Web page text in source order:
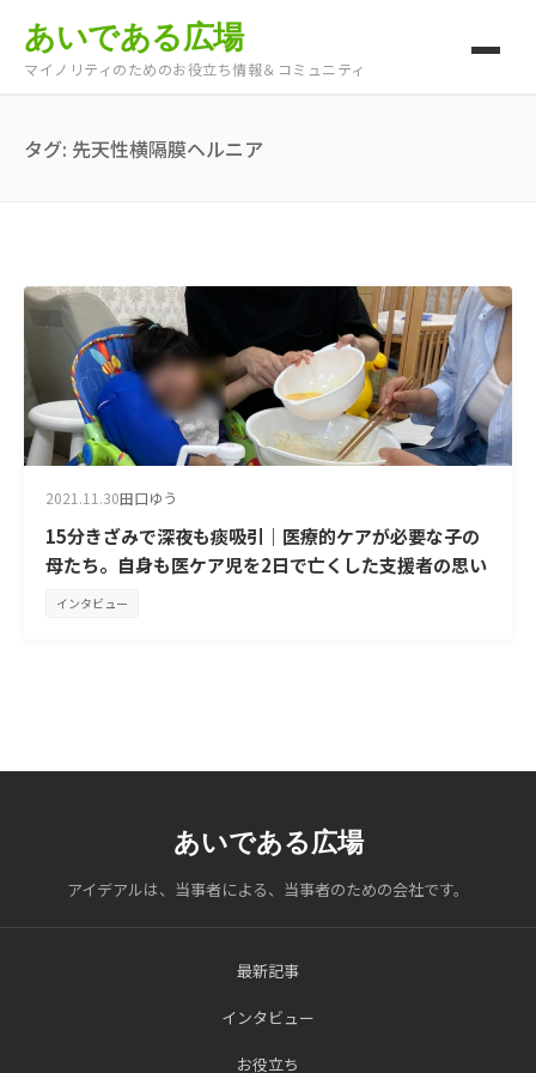
あいである広場
マイノリティのためのお役立ち情報＆コミュニティ
タグ: 先天性横隔膜ヘルニア
2021.11.30田口ゆう
15分きざみで深夜も痰吸引｜医療的ケアが必要な子の
母たち。自身も医ケア児を2日で亡くした支援者の思い
インタビュー
あいである広場
アイデアルは、当事者による、当事者のための会社です。
最新記事
インタビュー
お役立ち